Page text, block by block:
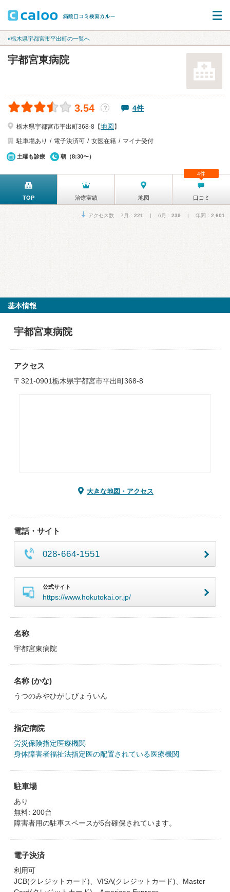
«栃木県宇都宮市平出町の一覧へ
宇都宮東病院
3.54 ？ 4件
栃木県宇都宮市平出町368-8【地図 】
駐車場あり
電子決済可 女医在籍 マイナ受付
土曜も診療 朝（8:30〜）
TOP 治療実績 地図 口コミ
4件
アクセス数 7月： 221 | 6月： 239 | 年間： 2,601
基本情報
宇都宮東病院
アクセス
〒321-0901栃木県宇都宮市平出町368-8
大きな地図・アクセス
電話・サイト
028-664-1551
公式サイト
https://www.hokutokai.or.jp/
名称
宇都宮東病院
名称 (かな)
うつのみやひがしびょういん
指定病院
労災保険指定医療機関
身体障害者福祉法指定医の配置されている医療機関
駐車場
あり
無料: 200台
障害者用の駐車スペースが5台確保されています。
電子決済
利用可
JCB(クレジットカード)、VISA(クレジットカード)、Master